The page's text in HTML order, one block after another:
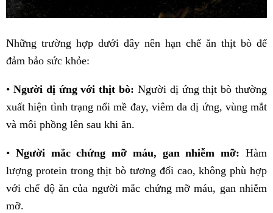
Những trường hợp dưới đây nên hạn chế ăn thịt bò để
đảm bảo sức khỏe:
• Người dị ứng với thịt bò: Người dị ứng thịt bò thường
xuất hiện tình trạng nổi mề đay, viêm da dị ứng, vùng mắt
và môi phồng lên sau khi ăn.
• Người mắc chứng mỡ máu, gan nhiễm mỡ: Hàm
lượng protein trong thịt bò tương đối cao, không phù hợp
với chế độ ăn của người mắc chứng mỡ máu, gan nhiễm
mỡ.